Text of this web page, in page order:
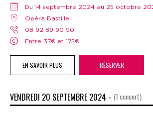
Du 14 septembre 2024 au 25 octobre
Opéra Bastille
08 92 89 90 90
Entre 37€ et 175€
EN SAVOIR PLUS RÉSERVER
VENDREDI 20 SEPTEMBRE 2024 - (1 concert)